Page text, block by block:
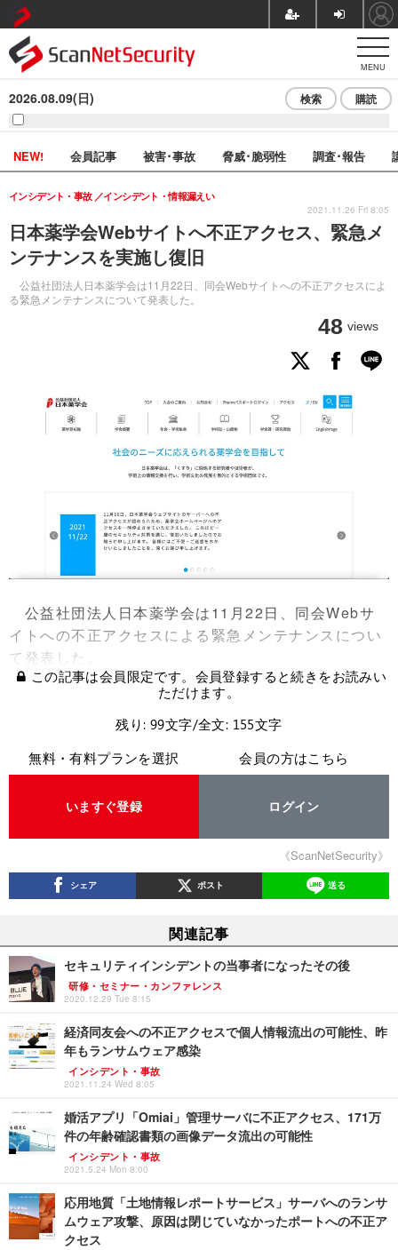
MENU
2026.08.09(日) 検索 購読
NEW! 会員記事 被害･事故 脅威･脆弱性 調査･報告
日本薬学会Webサイトへ不正アクセス、緊急メ
ンテナンスを実施し復旧
公益社団法人日本薬学会は11月22日、同会Webサイトへの不正アクセスによ
る緊急メンテナンスについて発表した。
インシデント・事故 インシデント・情報漏えい
48 views
2021.11.26 Fri 8:05
公益社団法人日本薬学会は11月22日、同会Webサ
イトへの不正アクセスによる緊急メンテナンスについ
て発表した。
この記事は会員限定です。会員登録すると続きをお読みい
ただけます。
残り: 99文字/全文: 155文字
無料・有料プランを選択
いますぐ登録
会員の方はこちら
ログイン
《ScanNetSecurity》
シェア ポスト 送る
関連記事
セキュリティインシデントの当事者になったその後
研修・セミナー・カンファレンス
2020.12.29 Tue 8:15
経済同友会への不正アクセスで個人情報流出の可能性、昨
年もランサムウェア感染
インシデント・事故
2021.11.24 Wed 8:05
婚活アプリ「Omiai」管理サーバに不正アクセス、171万
件の年齢確認書類の画像データ流出の可能性
インシデント・事故
2021.5.24 Mon 8:00
応用地質「土地情報レポートサービス」サーバへのランサ
ムウェア攻撃、原因は閉じていなかったポートへの不正ア
クセス